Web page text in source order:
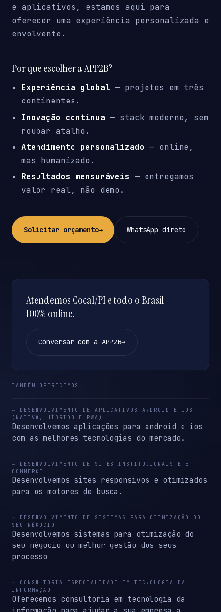
e aplicativos, estamos aqui para
oferecer uma experiência personalizada e
envolvente.
Por que escolher a APP2B?
Experiência global — projetos em três
continentes.
Inovação contínua — stack moderno, sem
roubar atalho.
Atendimento personalizado — online,
mas humanizado.
Resultados mensuráveis — entregamos
valor real, não demo.
Solicitar orçamento→ WhatsApp direto
Atendemos Cocal/PI e todo o Brasil —
100% online.
Conversar com a APP2B→
TAMBÉM OFERECEMOS
→ DESENVOLVIMENTO DE APLICATIVOS ANDROID E IOS
(NATIVO, HÍBRIDO E PWA)
Desenvolvemos aplicações para android e ios
com as melhores tecnologias do mercado.
→ DESENVOLVIMENTO DE SITES INSTITUCIONAIS E E-
COMMERCE
Desenvolvemos sites responsivos e otimizados
para os motores de busca.
→ DESENVOLVIMENTO DE SISTEMAS PARA OTIMIZAÇÃO DO
SEU NÉGOCIO
Desenvolvemos sistemas para otimização do
seu négocio ou melhor gestão dos seus
processo
→ CONSULTORIA ESPECIALIDADE EM TECNOLOGIA DA
INFORMAÇÃO
Oferecemos consultoria em tecnologia da